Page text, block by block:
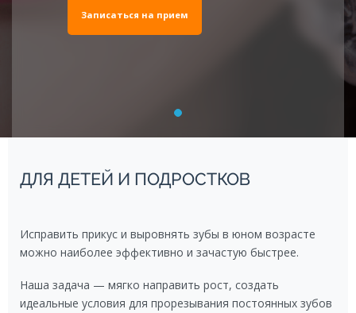
Записаться на прием
ДЛЯ ДЕТЕЙ И ПОДРОСТКОВ
Исправить прикус и выровнять зубы в юном возрасте
можно наиболее эффективно и зачастую быстрее.
Наша задача — мягко направить рост, создать
идеальные условия для прорезывания постоянных зубов